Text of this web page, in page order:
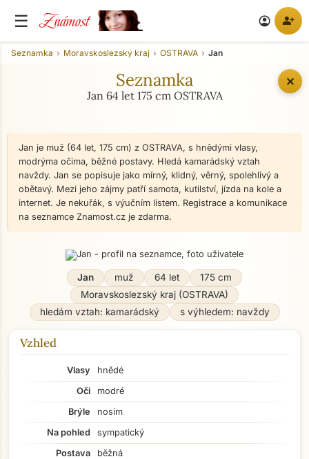
☰ Známost account_circle person_add
✕
Seznamka Moravskoslezský kraj OSTRAVA Jan
Seznamka
Jan 64 let 175 cm OSTRAVA
Jan je muž (64 let, 175 cm) z OSTRAVA, s hnědými vlasy,
modrýma očima, běžné postavy. Hledá kamarádský vztah
navždy. Jan se popisuje jako mírný, klidný, věrný, spolehlivý a
obětavý. Mezi jeho zájmy patří samota, kutilství, jízda na kole a
internet. Je nekuřák, s výučním listem. Registrace a komunikace
na seznamce Znamost.cz je zdarma.
Jan muž 64 let
175 cm
Moravskoslezský kraj (OSTRAVA)
hledám vztah: kamarádský
s výhledem: navždy
Vzhled
Vlasy
hnědé
Oči
modré
Brýle
nosím
Na pohled
sympatický
Postava
běžná